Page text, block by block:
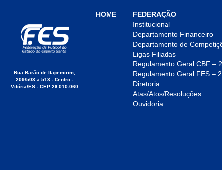
Rua Barão de Itapemirim,
209/503 a 513 - Centro -
Vitória/ES - CEP:29.010-060
HOME
FEDERAÇÃO
Institucional
Departamento Financeiro
Departamento de
Ligas Filiadas
Regulamento Geral CBF –
Regulamento Geral FES –
Diretoria
Atas/Atos/Resoluções
Ouvidoria